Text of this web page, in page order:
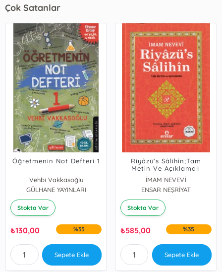
Çok Satanlar
Öğretmenin Not Defteri 1
Vehbi Vakkasoğlu
GÜLHANE YAYINLARI
Stokta Var
₺130,00 %35
Sepete Ekle
Riyâzü's Sâlihîn;Tam
Metin Ve Açıklamalı
İMAM NEVEVİ
ENSAR NEŞRİYAT
Stokta Var
₺585,00 %35
Sepete Ekle